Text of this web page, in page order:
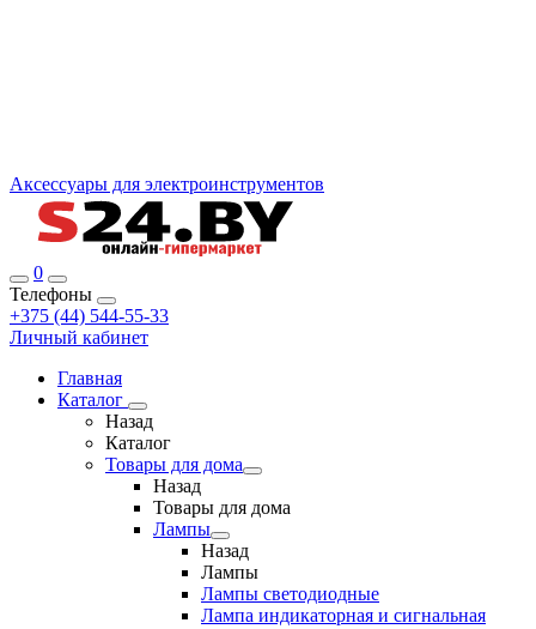
Аксессуары для электроинструментов
0
Телефоны
+375 (44) 544-55-33
Личный кабинет
Главная
Каталог
Назад
Каталог
Товары для дома
Назад
Товары для дома
Лампы
Назад
Лампы
Лампы светодиодные
Лампа индикаторная и сигнальная